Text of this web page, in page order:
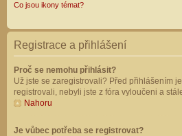
Co jsou ikony témat?
Registrace a přihlášení
Proč se nemohu přihlásit?
Už jste se zaregistrovali? Před přihlášením
registrovali, nebyli jste z fóra vyloučeni a
Nahoru
Je vůbec potřeba se registrovat?